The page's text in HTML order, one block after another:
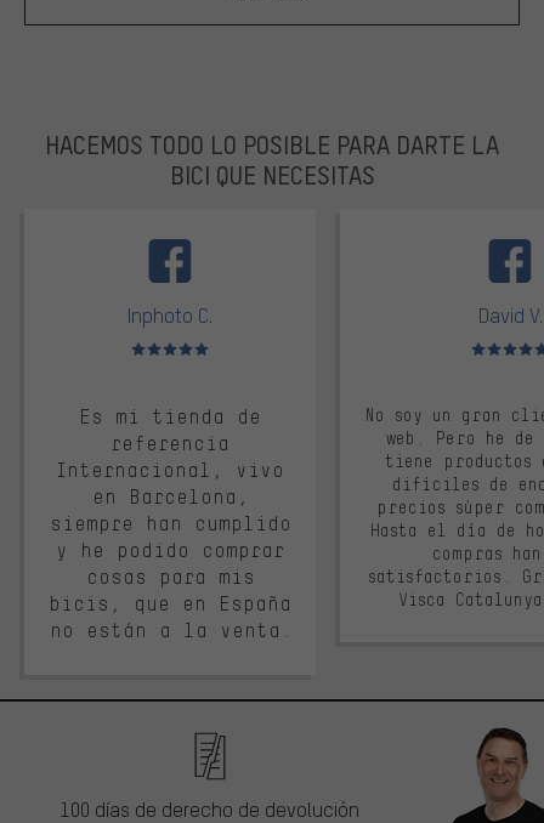
HACEMOS TODO LO POSIBLE PARA DARTE LA
BICI QUE NECESITAS
Inphoto C.
Valoración media: 5 de 5
Es mi tienda de
referencia
Internacional, vivo
en Barcelona,
siempre han cumplido
y he podido comprar
cosas para mis
bicis, que en España
no están a la venta.
David V.
Valoración
No soy un gran
web. Pero he
tiene productos
difíciles de
precios súper
Hasta el día de
compras
satisfactorios.
Visca
100 días de derecho de devolución